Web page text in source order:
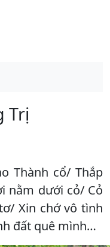
Trị
Thành cổ/ Thắp
nằm dưới cỏ/ Cỏ
Xin chớ vô tình
đất quê mình…